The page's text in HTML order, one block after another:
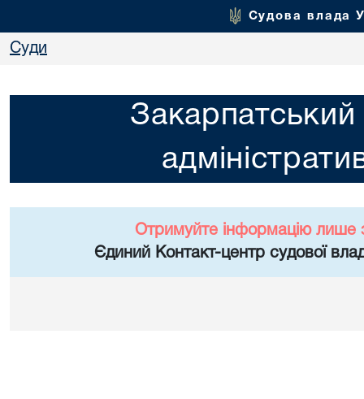
Судова влада
Суди
Отримуйте інформацію лише
Єдиний Контакт-центр судової